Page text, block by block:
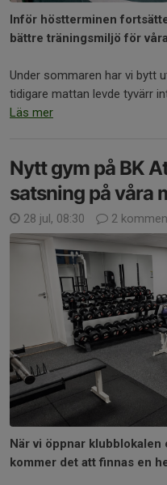
Inför höstterminen
bättre träningsmiljö för
Under sommaren har vi bytt
tidigare mattan levde tyvärr
Läs mer
Nytt gym på BK
satsning på våra
28 jul, 08:30 2
När vi öppnar
kommer det att finnas en